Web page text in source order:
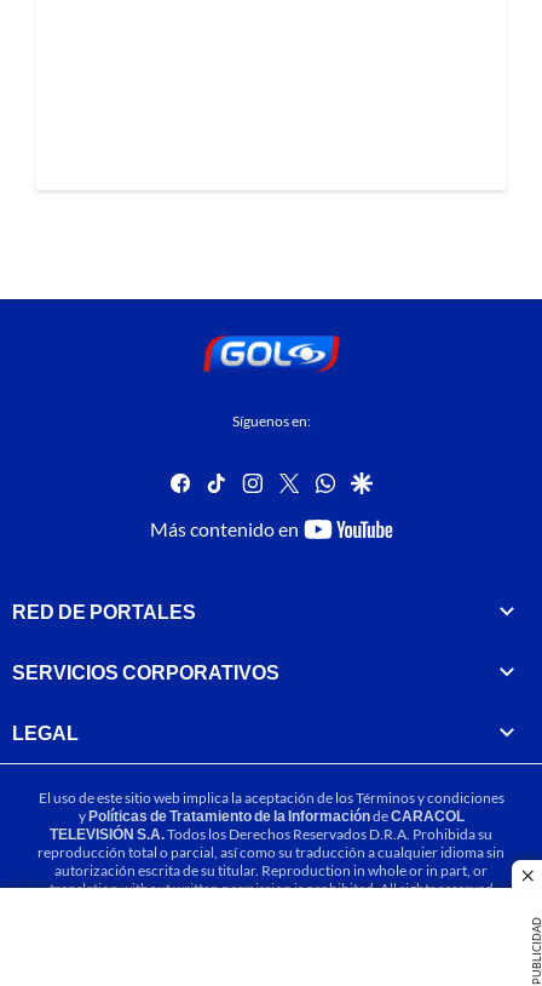
PUBLICIDAD
Síguenos en:
facebook
tiktok instagram
twitterwhatsapp
google
Más contenido en
youtube-
RED DE PORTALES
SERVICIOS CORPORATIVOS
LEGAL
El uso de este sitio web implica la aceptación de losTérminos y condiciones
yPolíticas de Tratamiento de la InformacióndeCARACOL
TELEVISIÓN S.A.Todos los Derechos Reservados D.R.A. Prohibida su
reproducción total o parcial, así como su traducción a cualquier idioma sin
autorización escrita de su titular. Reproduction in whole or in part, or
translation without written permission is prohibited. All rights reserved